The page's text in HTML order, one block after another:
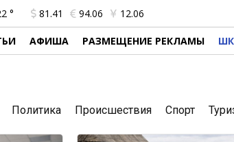
° 81.41 94.06 12.06
АФИША РАЗМЕЩЕНИЕ РЕКЛАМЫ
Политика Происшествия Спорт